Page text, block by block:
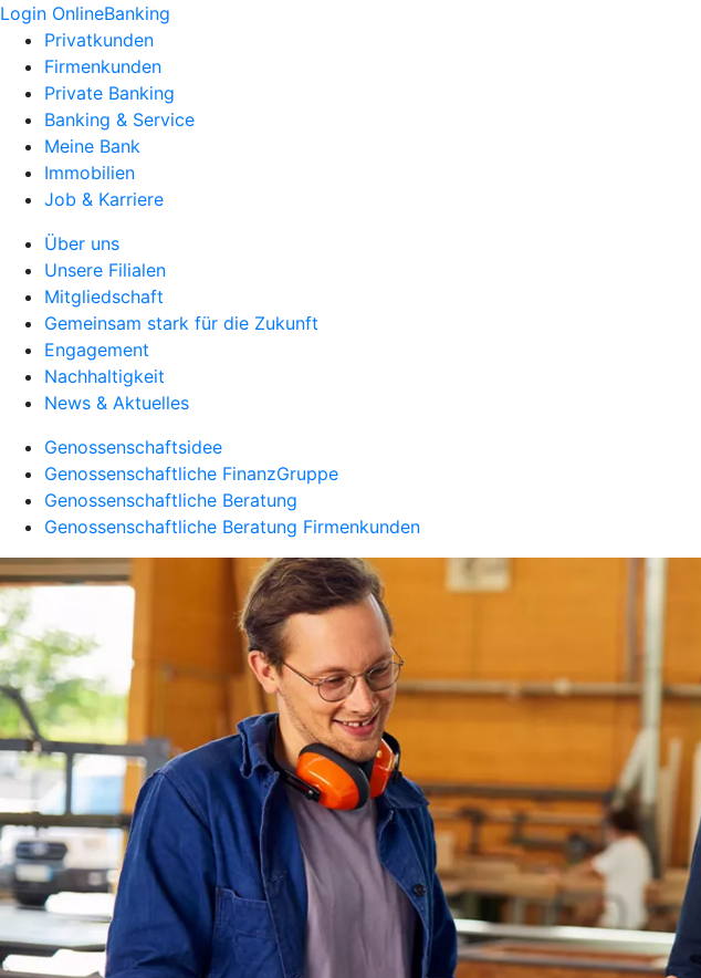
Login OnlineBanking
Privatkunden
Firmenkunden
Private Banking
Banking & Service
Meine Bank
Immobilien
Job & Karriere
Über uns
Unsere Filialen
Mitgliedschaft
Gemeinsam stark für die Zukunft
Engagement
Nachhaltigkeit
News & Aktuelles
Genossenschaftsidee
Genossenschaftliche FinanzGruppe
Genossenschaftliche Beratung
Genossenschaftliche Beratung Firmenkunden